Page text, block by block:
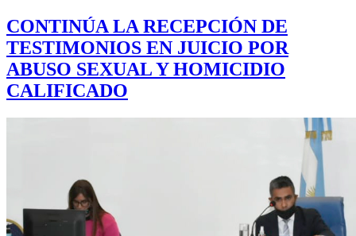
CONTINÚA LA RECEPCIÓN DE
TESTIMONIOS EN JUICIO POR
ABUSO SEXUAL Y HOMICIDIO
CALIFICADO